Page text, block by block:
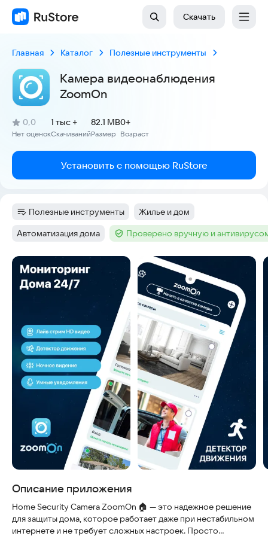
Скачать
Главная Каталог Полезные инструменты
Kамера видеонаблюдения
ZoomOn
Рейтинг:
0,0
(
Нет оценок
)
Скачиваний
1 тыс +
Размер
82.1 MB
Возраст
0+
Установить с помощью RuStore
Категория:
Полезные инструменты Тег:
Жилье и дом
Тег:
Автоматизация дома Тег :Проверено вручную и
Скриншоты
Описание приложения
Home Security Camera ZoomOn 🏠 — это надежное решение
для защиты дома, которое работает даже при нестабильном
интернете и не требует сложных настроек. Просто